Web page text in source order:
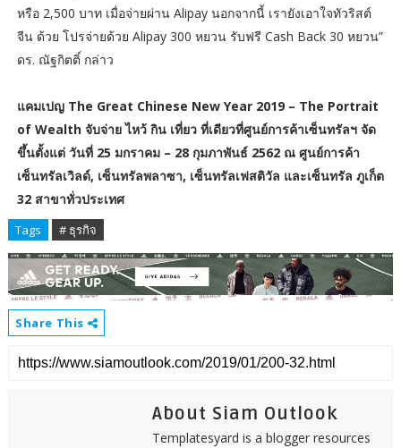
หรือ 2,500 บาท เมื่อจ่ายผ่าน Alipay นอกจากนี้ เรายังเอาใจทัวริสต์
จีน ด้วย โปรจ่ายด้วย Alipay 300 หยวน รับฟรี Cash Back 30 หยวน”
ดร. ณัฐกิตติ์ กล่าว
แคมเปญ The Great Chinese New Year 2019 – The Portrait
of Wealth จับจ่าย ไหว้ กิน เที่ยว ที่เดียวที่ศูนย์การค้าเซ็นทรัลฯ จัด
ขึ้นตั้งแต่ วันที่ 25 มกราคม – 28 กุมภาพันธ์ 2562 ณ ศูนย์การค้า
เซ็นทรัลเวิลด์, เซ็นทรัลพลาซา, เซ็นทรัลเฟสติวัล และเซ็นทรัล ภูเก็ต
32 สาขาทั่วประเทศ
Tags # ธุรกิจ
Share This
About Siam Outlook
Templatesyard is a blogger resources